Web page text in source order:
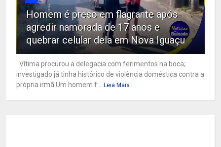
Homem é preso em flagrante após
agredir namorada de 17 anos e
quebrar celular dela em Nova Iguaçu
Vítima procurou a delegacia com ferimentos na boca;
investigado já tinha histórico de violência doméstica contra a
própria irmã Um homem f...
Leia Mais